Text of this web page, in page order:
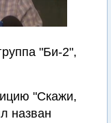
"Би-2",
"Скажи,
назван